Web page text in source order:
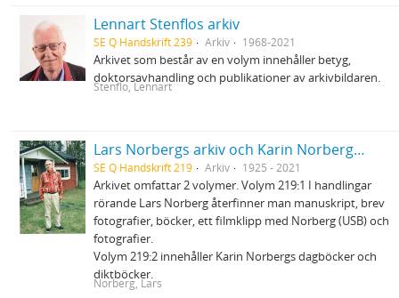
Lennart Stenflos arkiv
SE Q Handskrift 239 Arkiv 1968-2021
Arkivet som består av en volym innehåller betyg,
doktorsavhandling och publikationer av arkivbildaren.
Stenflo, Lennart
Lars Norbergs arkiv och Karin Norbergs arkiv
SE Q Handskrift 219 Arkiv 1925 - 2021
Arkivet omfattar 2 volymer. Volym 219:1 I handlingar
rörande Lars Norberg återfinner man manuskript, brev
fotografier, böcker, ett filmklipp med Norberg (USB) och
fotografier.
Volym 219:2 innehåller Karin Norbergs dagböcker och
diktböcker.
Norberg, Lars